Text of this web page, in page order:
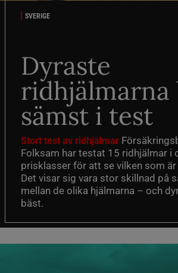
SVERIGE
Dyraste
ridhjälmarna
sämst i test
Stort test av ridhjälmar
Folksam har testat 15 ridhjälmar i
prisklasser för att se vilken som
Det visar sig vara stor skillnad på
mellan de olika hjälmarna – och
bäst.